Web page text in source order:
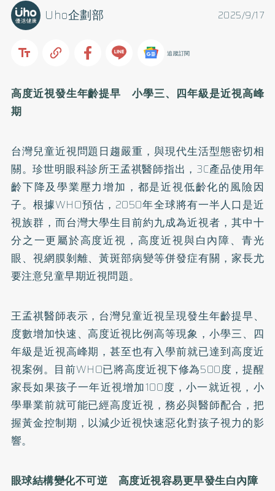
2025/9/17
Uho企劃部
追蹤訂閱
高度近視發生年齡提早 小學三、四年級是近視高峰
期
台灣兒童近視問題日趨嚴重，與現代生活型態密切相
關。珍世明眼科診所王孟祺醫師指出，3C產品使用年
齡下降及學業壓力增加，都是近視低齡化的風險因
子。根據WHO預估，2050年全球將有一半人口是近
視族群，而台灣大學生目前約九成為近視者，其中十
分之一更屬於高度近視，高度近視與白內障、青光
眼、視網膜剝離、黃斑部病變等併發症有關，家長尤
要注意兒童早期近視問題。
王孟祺醫師表示，台灣兒童近視呈現發生年齡提早、
度數增加快速、高度近視比例高等現象，小學三、四
年級是近視高峰期，甚至也有入學前就已達到高度近
視案例。目前WHO已將高度近視下修為500度，提醒
家長如果孩子一年近視增加100度，小一就近視，小
學畢業前就可能已經高度近視，務必與醫師配合，把
握黃金控制期，以減少近視快速惡化對孩子視力的影
響。
眼球結構變化不可逆 高度近視容易更早發生白內障